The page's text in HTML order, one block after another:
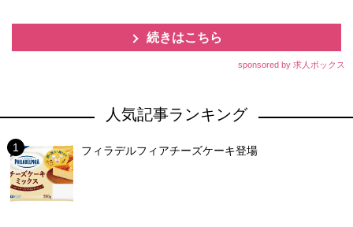
続きはこちら
sponsored by 求人ボックス
人気記事ランキング
フィラデルフィアチーズケーキ登場